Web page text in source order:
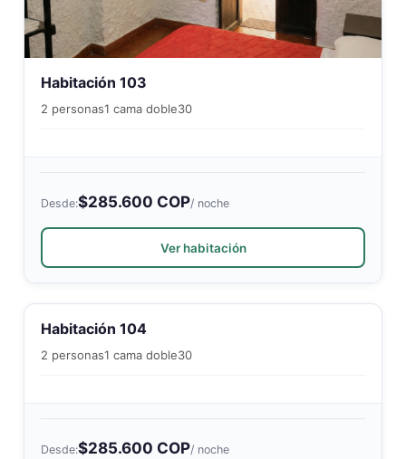
Habitación 103
2 personas1 cama doble30
Desde:$285.600 COP/ noche
Ver habitación
Habitación 104
2 personas1 cama doble30
Desde:$285.600 COP/ noche